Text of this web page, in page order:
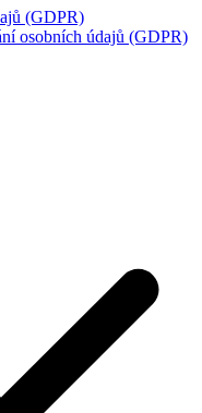
(GDPR)
osobních údajů (GDPR)